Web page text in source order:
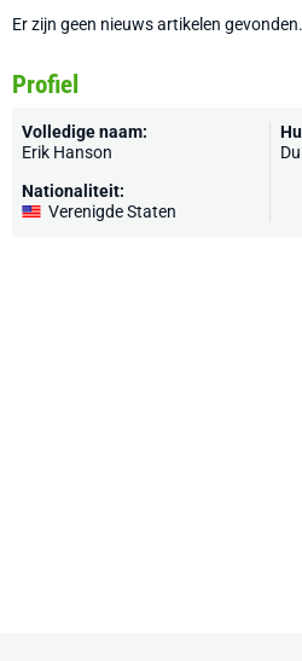
Er zijn geen nieuws artikelen gevonden.
Profiel
Volledige naam:
Erik Hanson
Nationaliteit:
Verenigde Staten